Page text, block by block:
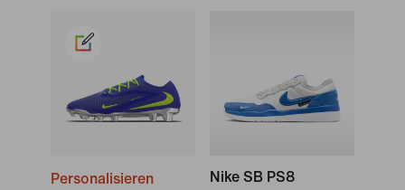
Personalisieren
Nike SB PS8